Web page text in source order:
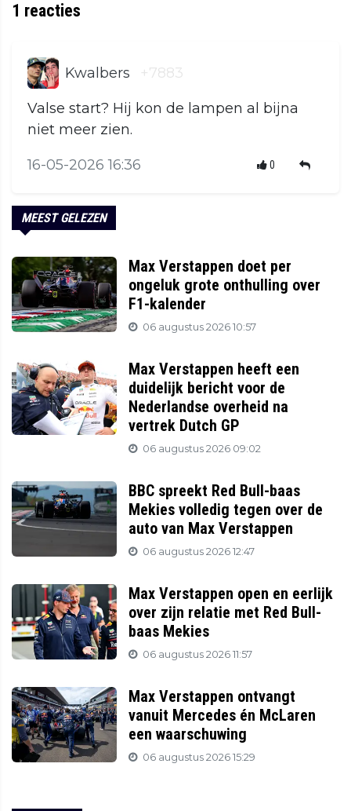
1 reacties
Kwalbers +7883
Valse start? Hij kon de lampen al bijna
niet meer zien.
16-05-2026 16:36 0
MEEST GELEZEN
Max Verstappen doet per
ongeluk grote onthulling over
F1-kalender
06 augustus 2026 10:57
Max Verstappen heeft een
duidelijk bericht voor de
Nederlandse overheid na
vertrek Dutch GP
06 augustus 2026 09:02
BBC spreekt Red Bull-baas
Mekies volledig tegen over de
auto van Max Verstappen
06 augustus 2026 12:47
Max Verstappen open en eerlijk
over zijn relatie met Red Bull-
baas Mekies
06 augustus 2026 11:57
Max Verstappen ontvangt
vanuit Mercedes én McLaren
een waarschuwing
06 augustus 2026 15:29